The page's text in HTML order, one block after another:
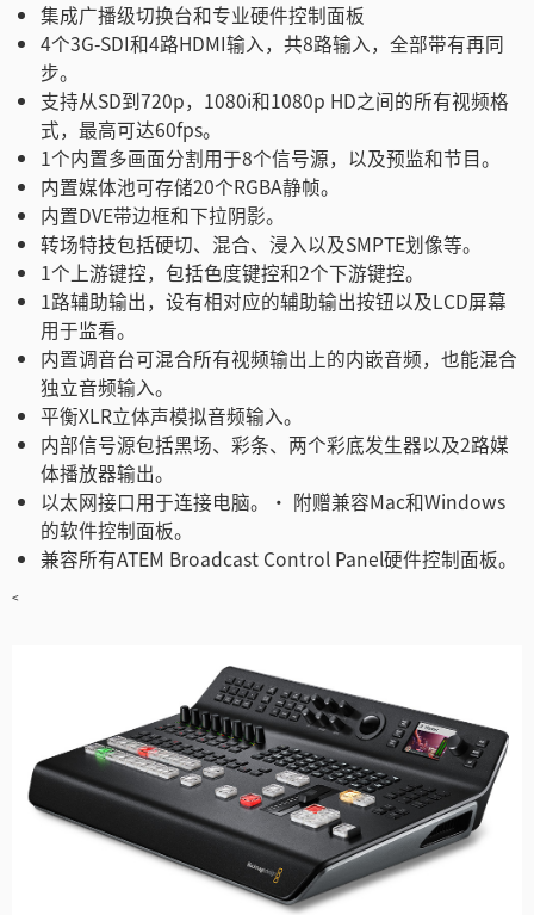
集成广播级切换台和专业硬件控制面板
4个3G-SDI和4路HDMI输入，共8路输入，全部带有再同
步。
支持从SD到720p，1080i和1080p HD之间的所有视频格
式，最高可达60fps。
1个内置多画面分割用于8个信号源，以及预监和节目。
内置媒体池可存储20个RGBA静帧。
内置DVE带边框和下拉阴影。
转场特技包括硬切、混合、浸入以及SMPTE划像等。
1个上游键控，包括色度键控和2个下游键控。
1路辅助输出，设有相对应的辅助输出按钮以及LCD屏幕
用于监看。
内置调音台可混合所有视频输出上的内嵌音频，也能混合
独立音频输入。
平衡XLR立体声模拟音频输入。
内部信号源包括黑场、彩条、两个彩底发生器以及2路媒
体播放器输出。
以太网接口用于连接电脑。• 附赠兼容Mac和Windows
的软件控制面板。
兼容所有ATEM Broadcast Control Panel硬件控制面板。
<